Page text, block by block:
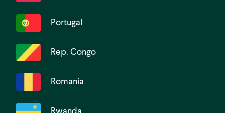
Portugal
Rep. Congo
Romania